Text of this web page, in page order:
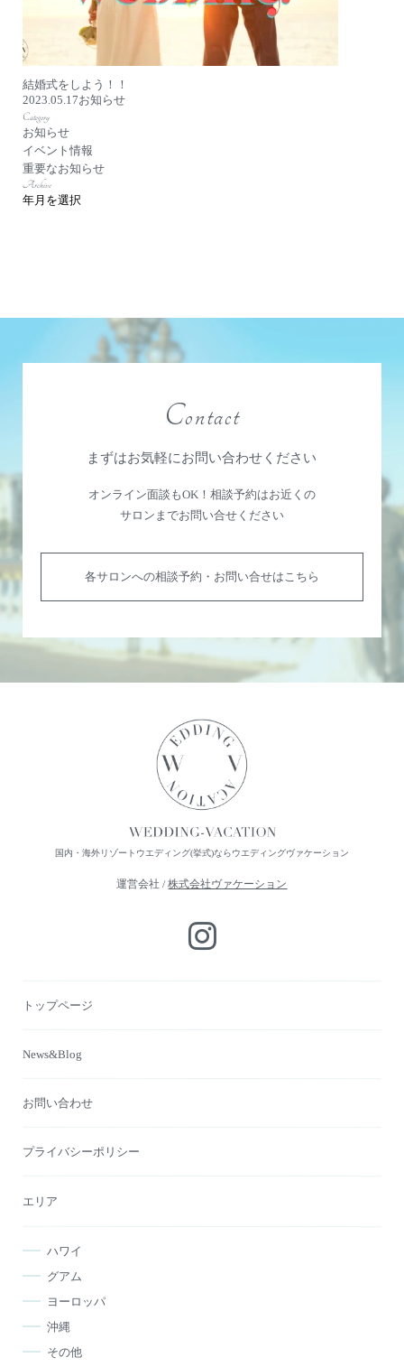
結婚式をしよう！！
2023.05.17お知らせ
Category
お知らせ
イベント情報
重要なお知らせ
Archive
Contact
まずはお気軽にお問い合わせください
オンライン面談もOK！相談予約はお近くの
サロンまでお問い合せください
各サロンへの相談予約・お問い合せはこちら
国内・海外リゾートウエディング(挙式)ならウエディングヴァケーション
運営会社 /株式会社ヴァケーション
トップページ
News&Blog
お問い合わせ
プライバシーポリシー
エリア
ハワイ
グアム
ヨーロッパ
沖縄
その他